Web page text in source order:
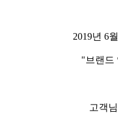
2019년 6
"브랜드
고객